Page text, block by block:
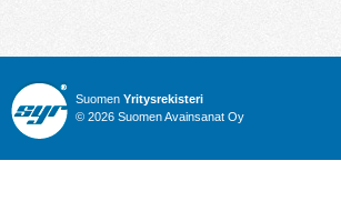
Suomen Yritysrekisteri
© 2026 Suomen Avainsanat Oy